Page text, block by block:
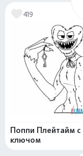
419
Поппи Плейтайм с
ключом